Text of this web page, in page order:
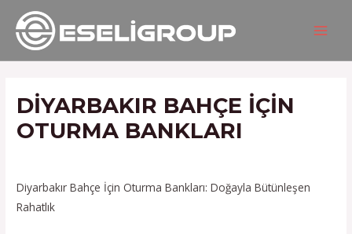
İçeriğe
atla
DIYARBAKIR BAHÇE IÇIN
OTURMA BANKLARI
Diyarbakır Bahçe İçin Oturma Bankları: Doğayla Bütünleşen
Rahatlık
Yazı
gezinmesi